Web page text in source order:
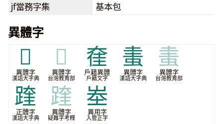
jf當務字集 基本包
異體字
𡌤
異體字
漢語大字典
𡌤
異體字
台灣教育部
㚝
戶籍異體
戶籍文字
䖯
異體字
漢語大字典
䖯
異體字
台灣教育部
䠑
正體字
漢語大字典
䠑
異體字
疑難字考釋
峚
異用字
入管正字